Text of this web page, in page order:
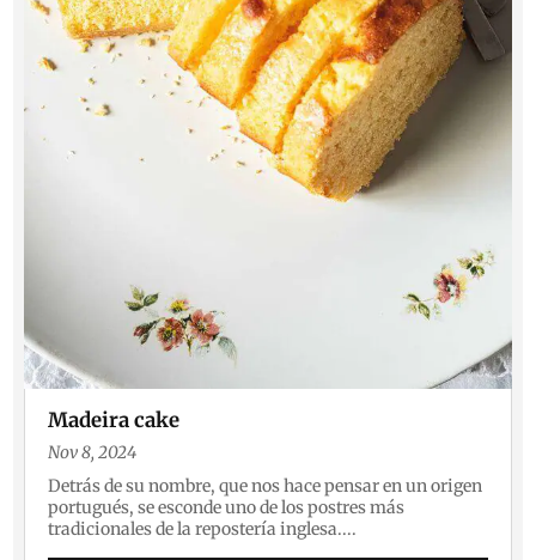
Madeira cake
Nov 8, 2024
Detrás de su nombre, que nos hace pensar en un origen
portugués, se esconde uno de los postres más
tradicionales de la repostería inglesa....